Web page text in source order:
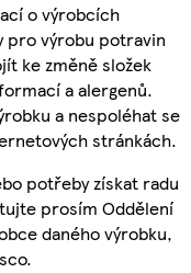
o výrobcích
pro výrobu potravin
ke změně složek
a alergenů.
a nespoléhat se
stránkách.
potřeby získat radu
prosím Oddělení
daného výrobku,